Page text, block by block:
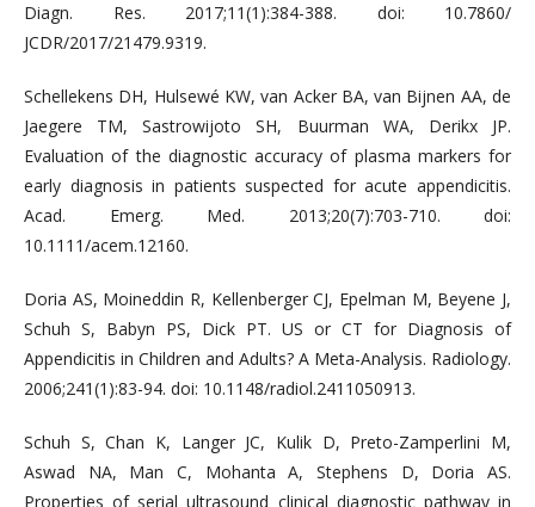
Diagn. Res. 2017;11(1):384-388. doi: 10.7860/
JCDR/2017/21479.9319.
Schellekens DH, Hulsewé KW, van Acker BA, van Bijnen AA, de
Jaegere TM, Sastrowijoto SH, Buurman WA, Derikx JP.
Evaluation of the diagnostic accuracy of plasma markers for
early diagnosis in patients suspected for acute appendicitis.
Acad. Emerg. Med. 2013;20(7):703-710. doi:
10.1111/acem.12160.
Doria AS, Moineddin R, Kellenberger CJ, Epelman M, Beyene J,
Schuh S, Babyn PS, Dick PT. US or CT for Diagnosis of
Appendicitis in Children and Adults? A Meta-Analysis. Radiology.
2006;241(1):83-94. doi: 10.1148/radiol.2411050913.
Schuh S, Chan K, Langer JC, Kulik D, Preto-Zamperlini M,
Aswad NA, Man C, Mohanta A, Stephens D, Doria AS.
Properties of serial ultrasound clinical diagnostic pathway in